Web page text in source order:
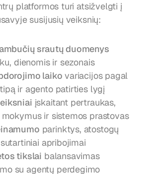
platformos turi atsižvelgti į
susijusių veiksnių:
srautų duomenys
dienomis ir sezonais
laiko variacijos pagal
ir agento patirties lygį
įskaitant pertraukas,
ir sistemos prastovas
parinktys, atostogų
apribojimai
tikslai balansavimas
su agentų perdegimo